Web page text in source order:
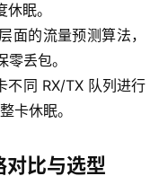
眠。
的流量预测算法，
丢包。
同 RX/TX 队列进行
卡休眠。
比与选型